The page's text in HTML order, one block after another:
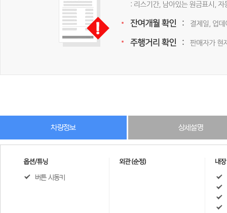
차량정보 상세설명
버튼 시동키